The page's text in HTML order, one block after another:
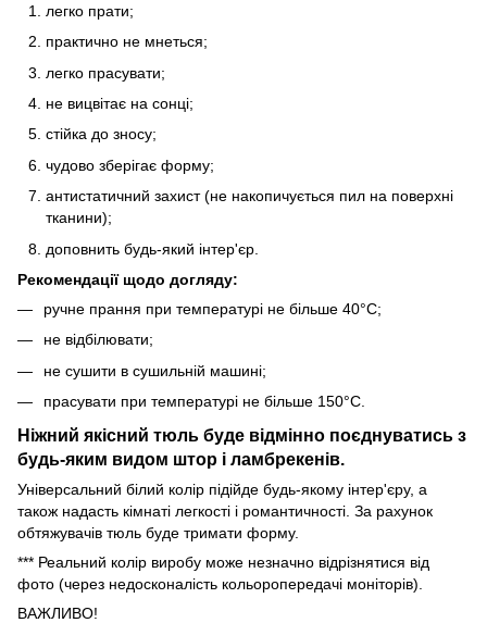
легко прати;
практично не мнеться;
легко прасувати;
не вицвітає на сонці;
стійка до зносу;
чудово зберігає форму;
антистатичний захист (не накопичується пил на поверхні
тканини);
доповнить будь-який інтер'єр.
Рекомендації щодо догляду:
ручне прання при температурі не більше 40°C;
не відбілювати;
не сушити в сушильній машині;
прасувати при температурі не більше 150°C.
Ніжний якісний тюль буде відмінно поєднуватись з
будь-яким видом штор і ламбрекенів.
Універсальний білий колір підійде будь-якому інтер'єру, а
також надасть кімнаті легкості і романтичності. За рахунок
обтяжувачів тюль буде тримати форму.
*** Реальний колір виробу може незначно відрізнятися від
фото (через недосконалість кольоропередачі моніторів).
ВАЖЛИВО!